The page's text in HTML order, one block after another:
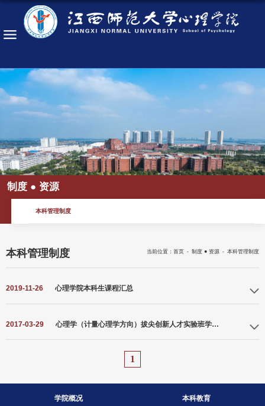
制度 ● 资源
本科管理制度
当前位置： 首页 - 制度 ● 资源 - 本科管理制度
本科管理制度
2019-11-26 心理学院本科生课程汇总
2017-03-29 心理学（计量心理学方向）拔尖创新人才实验班学生选拔方案
1
学院概况 本科教育